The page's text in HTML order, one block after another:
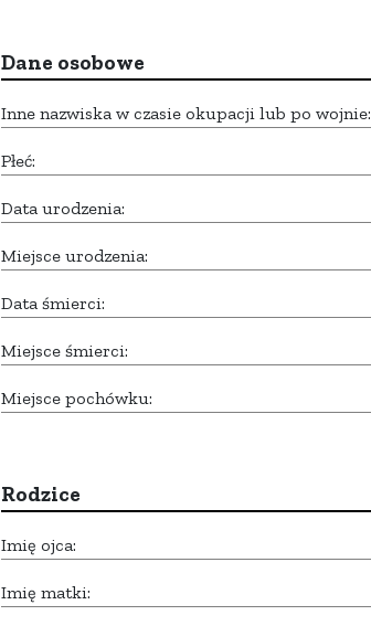
Dane osobowe
Inne nazwiska w czasie okupacji lub po wojnie:
Płeć:
Data urodzenia:
Miejsce urodzenia:
Data śmierci:
Miejsce śmierci:
Miejsce pochówku:
Rodzice
Imię ojca:
Imię matki: